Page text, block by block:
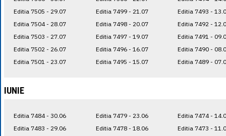
Editia 7505 - 29.07
Editia 7504 - 28.07
Editia 7503 - 27.07
Editia 7502 - 26.07
Editia 7501 - 23.07
Editia 7499 - 21.07
Editia 7498 - 20.07
Editia 7497 - 19.07
Editia 7496 - 16.07
Editia 7495 - 15.07
Editia 7493 -
Editia 7492 -
Editia 7491 -
Editia 7490 -
Editia 7489 -
IUNIE
Editia 7484 - 30.06
Editia 7483 - 29.06
Editia 7479 - 23.06
Editia 7478 - 18.06
Editia 7474 -
Editia 7473 -